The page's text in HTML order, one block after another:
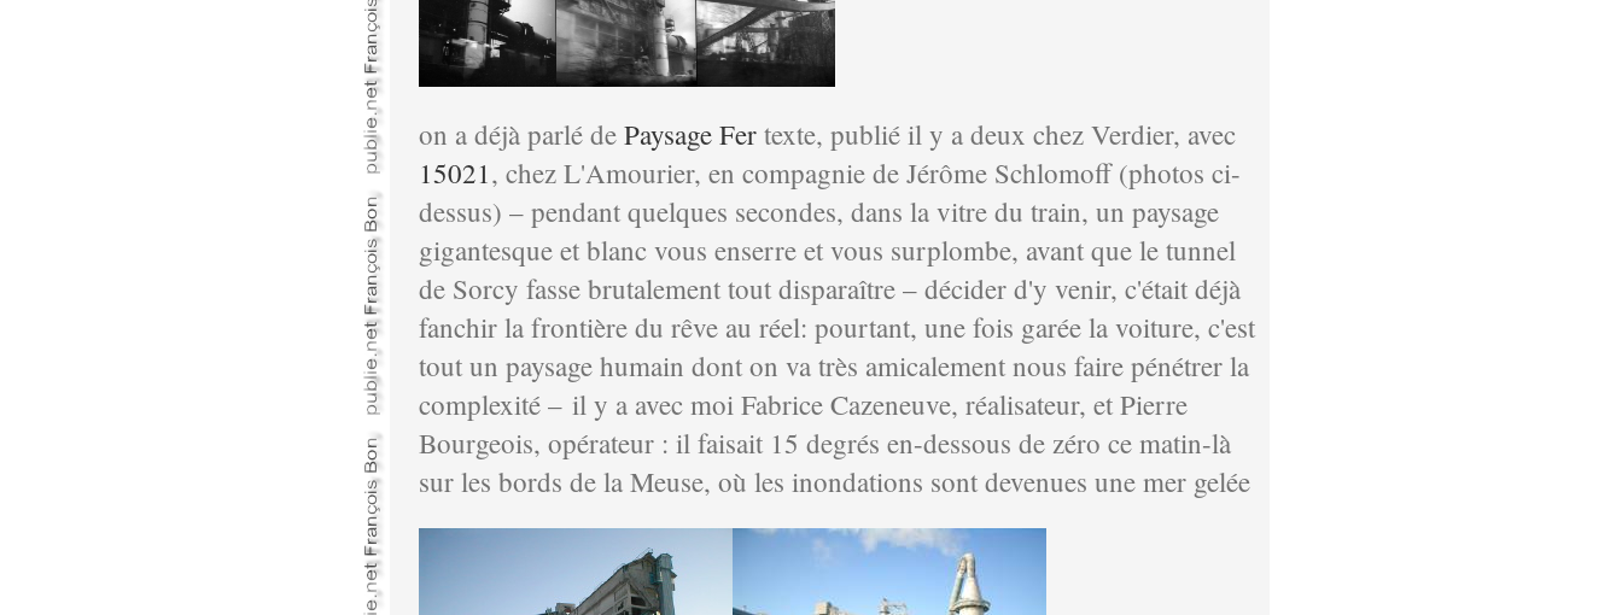
on a déjà parlé dePaysage Fer texte, publié il y a deux chez Verdier, avec
15021, chez L'Amourier, en compagnie de Jérôme Schlomoff (photos ci-
dessus) – pendant quelques secondes, dans la vitre du train, un paysage
gigantesque et blanc vous enserre et vous surplombe, avant que le tunnel
de Sorcy fasse brutalement tout disparaître – décider d'y venir, c'était déjà
fanchir la frontière du rêve au réel: pourtant, une fois garée la voiture, c'est
tout un paysage humain dont on va très amicalement nous faire pénétrer la
complexité – il y a avec moi Fabrice Cazeneuve, réalisateur, et Pierre
Bourgeois, opérateur : il faisait 15 degrés en-dessous de zéro ce matin-là
sur les bords de la Meuse, où les inondations sont devenues une mer gelée